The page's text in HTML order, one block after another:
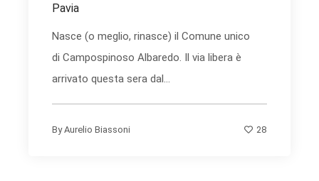
Pavia
Nasce (o meglio, rinasce) il Comune unico
di Campospinoso Albaredo. Il via libera è
arrivato questa sera dal...
ByAurelio Biassoni 28